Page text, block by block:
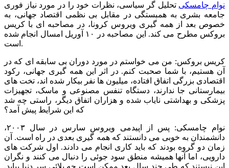
نوام چامسکی تحلیل گر سیاسی، نظرات خود را در مورد نیاز فوری
جامعه بشری به همبستگی در مقابل بی نظمی اقتصاد جهانی، به
خصوص بعد از همه گیری ویروس کرونا، در مصاحبه ای با کریس
بروکس مطرح می کند. این مصاحبه در ۱۰ آوریل امسال انجام شده
است.
کریس بروکس: من می خواستم در مورد دوران بی سابقه ای که در
آن هستیم، با شما صحبت کنم. در اثر این همه گیری جهانی، رکود
اقتصادی بزرگی اتفاق افتاده، میلیون ها نفر بیکار شده اند، تخت های
بیمارستانی جا ندارند، دستگاه تنفس مصنوعی و ماسک، تجهیزات
پزشکی و بهداشتی نایاب شده و هزاران اتفاق دیگر، راستی چه شد
که این شرایط پیش آمد؟
نوام چامسکی: پس از اپیدمی ویروس سارس در سال ۲۰۰۳،
دانشمندان به خوبی می دانستند که همه گیری بعدی در راه است. آن
زمان دو گروه بودند که باید کاری انجام می دادند. اول شرکت های
دارویی، اما آنها همیشه منطق سود جوئی را دنبال می کنند و نگران